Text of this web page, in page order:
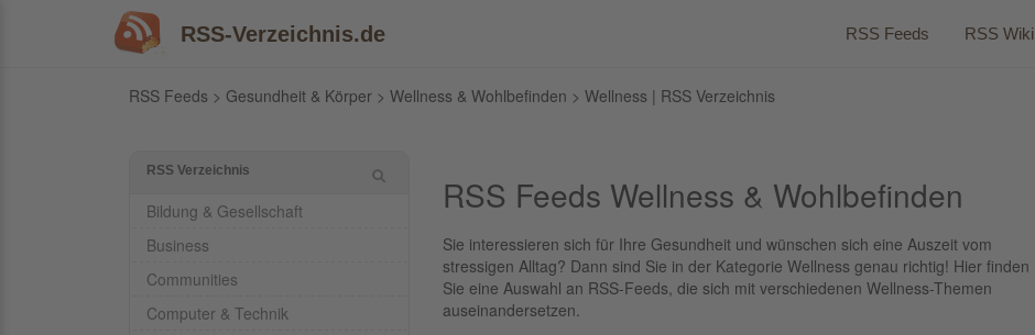
RSS-Verzeichnis.de RSS Feeds RSS Wiki
RSS Feeds > Gesundheit & Körper > Wellness & Wohlbefinden > Wellness | RSS Verzeichnis
RSS Verzeichnis
Bildung & Gesellschaft
Business
Communities
Computer & Technik
RSS Feeds Wellness & Wohlbefinden
Sie interessieren sich für Ihre Gesundheit und wünschen sich eine Auszeit vom
stressigen Alltag? Dann sind Sie in der Kategorie Wellness genau richtig! Hier finden
Sie eine Auswahl an RSS-Feeds, die sich mit verschiedenen Wellness-Themen
auseinandersetzen.